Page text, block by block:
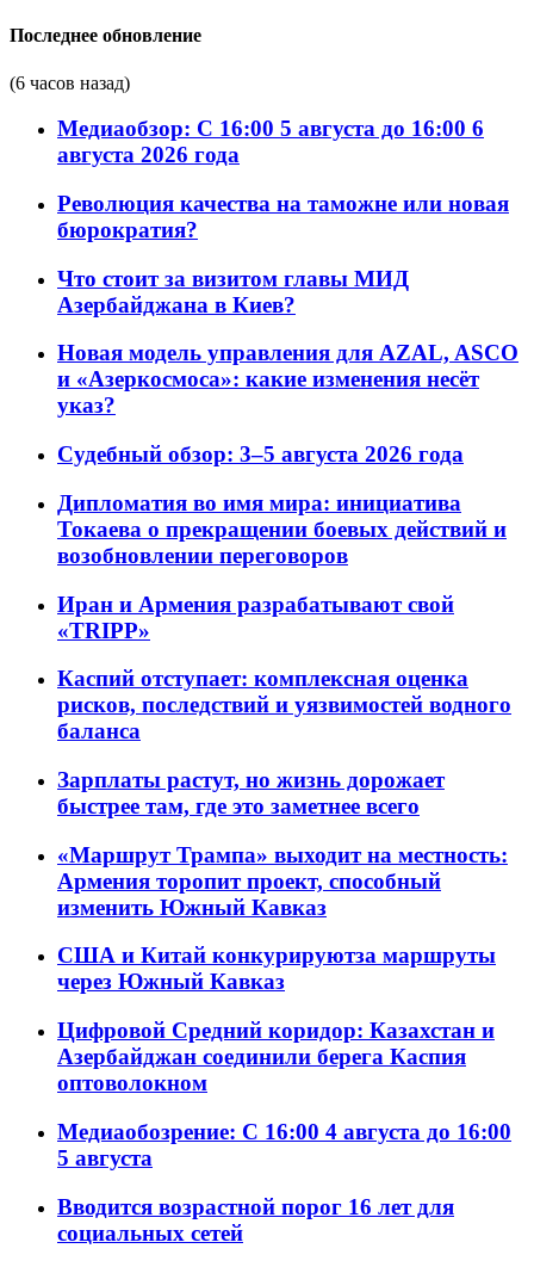
Последнее обновление
(6 часов назад)
Медиаобзор: С 16:00 5 августа до 16:00 6
августа 2026 года
Революция качества на таможне или новая
бюрократия?
Что стоит за визитом главы МИД
Азербайджана в Киев?
Новая модель управления для AZAL, ASCO
и «Азеркосмоса»: какие изменения несёт
указ?
Судебный обзор: 3–5 августа 2026 года
Дипломатия во имя мира: инициатива
Токаева о прекращении боевых действий и
возобновлении переговоров
Иран и Армения разрабатывают свой
«TRIPP»
Каспий отступает: комплексная оценка
рисков, последствий и уязвимостей водного
баланса
Зарплаты растут, но жизнь дорожает
быстрее там, где это заметнее всего
«Маршрут Трампа» выходит на местность:
Армения торопит проект, способный
изменить Южный Кавказ
США и Китай конкурируютза маршруты
через Южный Кавказ
Цифровой Средний коридор: Казахстан и
Азербайджан соединили берега Каспия
оптоволокном
Медиаобозрение: С 16:00 4 августа до 16:00
5 августа
Вводится возрастной порог 16 лет для
социальных сетей